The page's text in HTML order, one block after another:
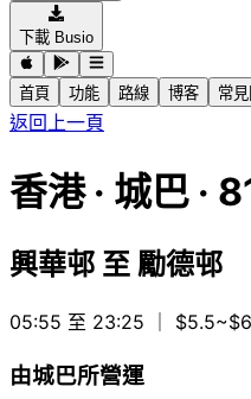
下載 Busio
首頁 功能 路線 博客 常
返回上一頁
香港· 城巴 ·
興華邨 至 勵德邨
05:55 至 23:25 ｜
由城巴所營運